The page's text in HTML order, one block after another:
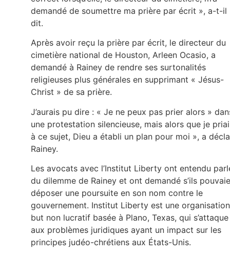
demandé de soumettre ma prière par écrit », a-t-il
dit.
Après avoir reçu la prière par écrit, le directeur du
cimetière national de Houston, Arleen Ocasio, a
demandé à Rainey de rendre ses surtonalités
religieuses plus générales en supprimant « Jésus-
Christ » de sa prière.
J’aurais pu dire : « Je ne peux pas prier alors »
une protestation silencieuse, mais alors que je
à ce sujet, Dieu a établi un plan pour moi », a
Rainey.
Les avocats avec l’Institut Liberty ont entendu
du dilemme de Rainey et ont demandé s’ils
déposer une poursuite en son nom contre le
gouvernement. Institut Liberty est une
but non lucratif basée à Plano, Texas, qui s’attaque
aux problèmes juridiques ayant un impact sur les
principes judéo-chrétiens aux États-Unis.